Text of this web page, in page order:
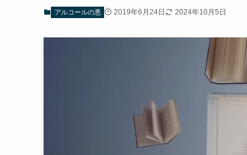
アルコールの悪 2019年6月24日 2024年10月5日